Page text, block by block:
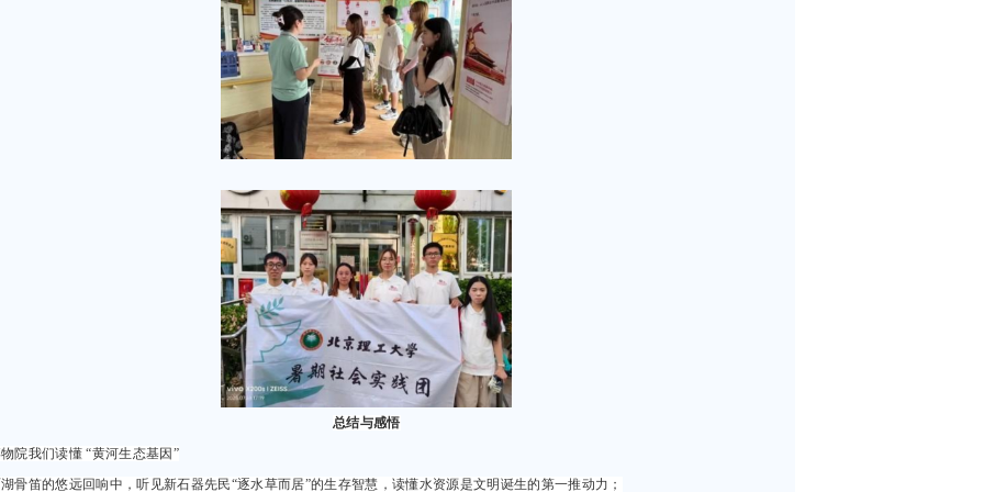
总结与感悟
院我们读懂 “黄河生态基因”
骨笛的悠远回响中，听见新石器先民“逐水草而居”的生存智慧，读懂水资源是文明诞生的第一推动力；